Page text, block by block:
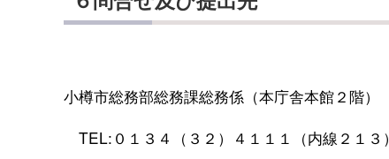
小樽市総務部総務課総務係（本庁舎本館２階）
TEL:０１３４（３２）４１１１（内線２１３）